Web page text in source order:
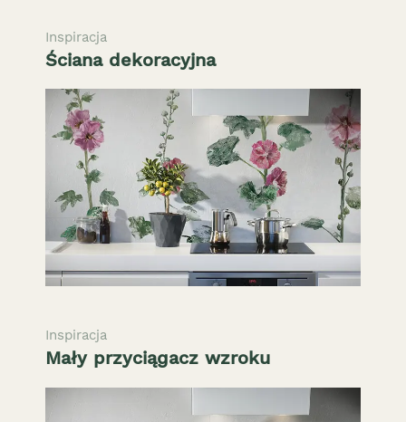
Inspiracja
Ściana dekoracyjna
Inspiracja
Mały przyciągacz wzroku